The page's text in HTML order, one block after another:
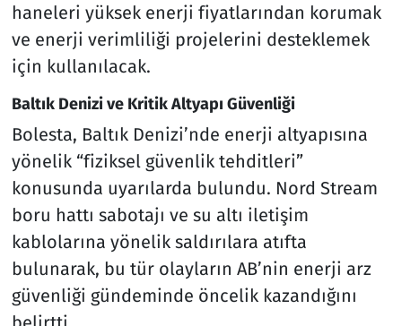
haneleri yüksek enerji fiyatlarından korumak
ve enerji verimliliği projelerini desteklemek
için kullanılacak.
Baltık Denizi ve Kritik Altyapı Güvenliği
Bolesta, Baltık Denizi’nde enerji altyapısına
yönelik “fiziksel güvenlik tehditleri”
konusunda uyarılarda bulundu. Nord Stream
boru hattı sabotajı ve su altı iletişim
kablolarına yönelik saldırılara atıfta
bulunarak, bu tür olayların AB’nin enerji arz
güvenliği gündeminde öncelik kazandığını